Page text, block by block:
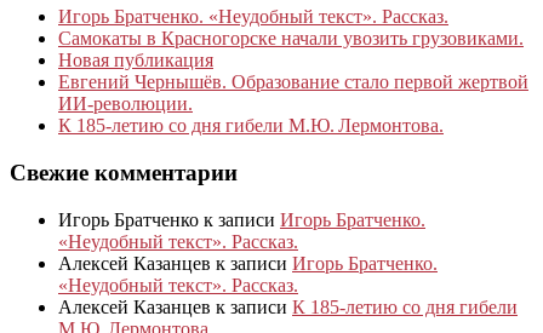
Игорь Братченко. «Неудобный текст». Рассказ.
Самокаты в Красногорске начали увозить грузовиками.
Новая публикация
Евгений Чернышёв. Образование стало первой жертвой
ИИ-революции.
К 185‑летию со дня гибели М.Ю. Лермонтова.
Свежие комментарии
Игорь Братченко к записи Игорь Братченко.
«Неудобный текст». Рассказ.
Алексей Казанцев к записи Игорь Братченко.
«Неудобный текст». Рассказ.
Алексей Казанцев к записи К 185‑летию со дня гибели
М.Ю. Лермонтова.